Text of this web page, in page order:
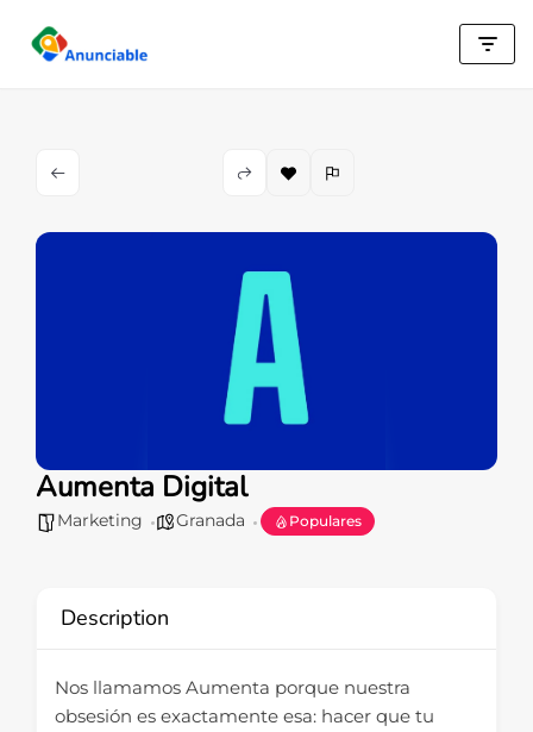
Saltar
Aumenta Digital
Marketing Granada Populares
Description
Nos llamamos Aumenta porque nuestra
obsesión es exactamente esa: hacer que tu